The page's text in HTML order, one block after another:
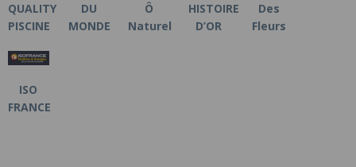
QUALITY
PISCINE
DU
MONDE
Ô
Naturel
HISTOIRE
D’OR
Des
Fleurs
ISO
FRANCE